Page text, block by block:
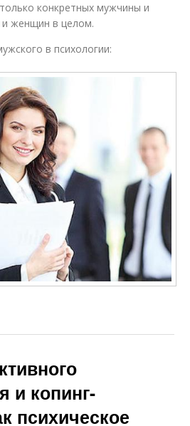
конкретных мужчины и
женщин в целом.
в психологии:
и копинг-
психическое